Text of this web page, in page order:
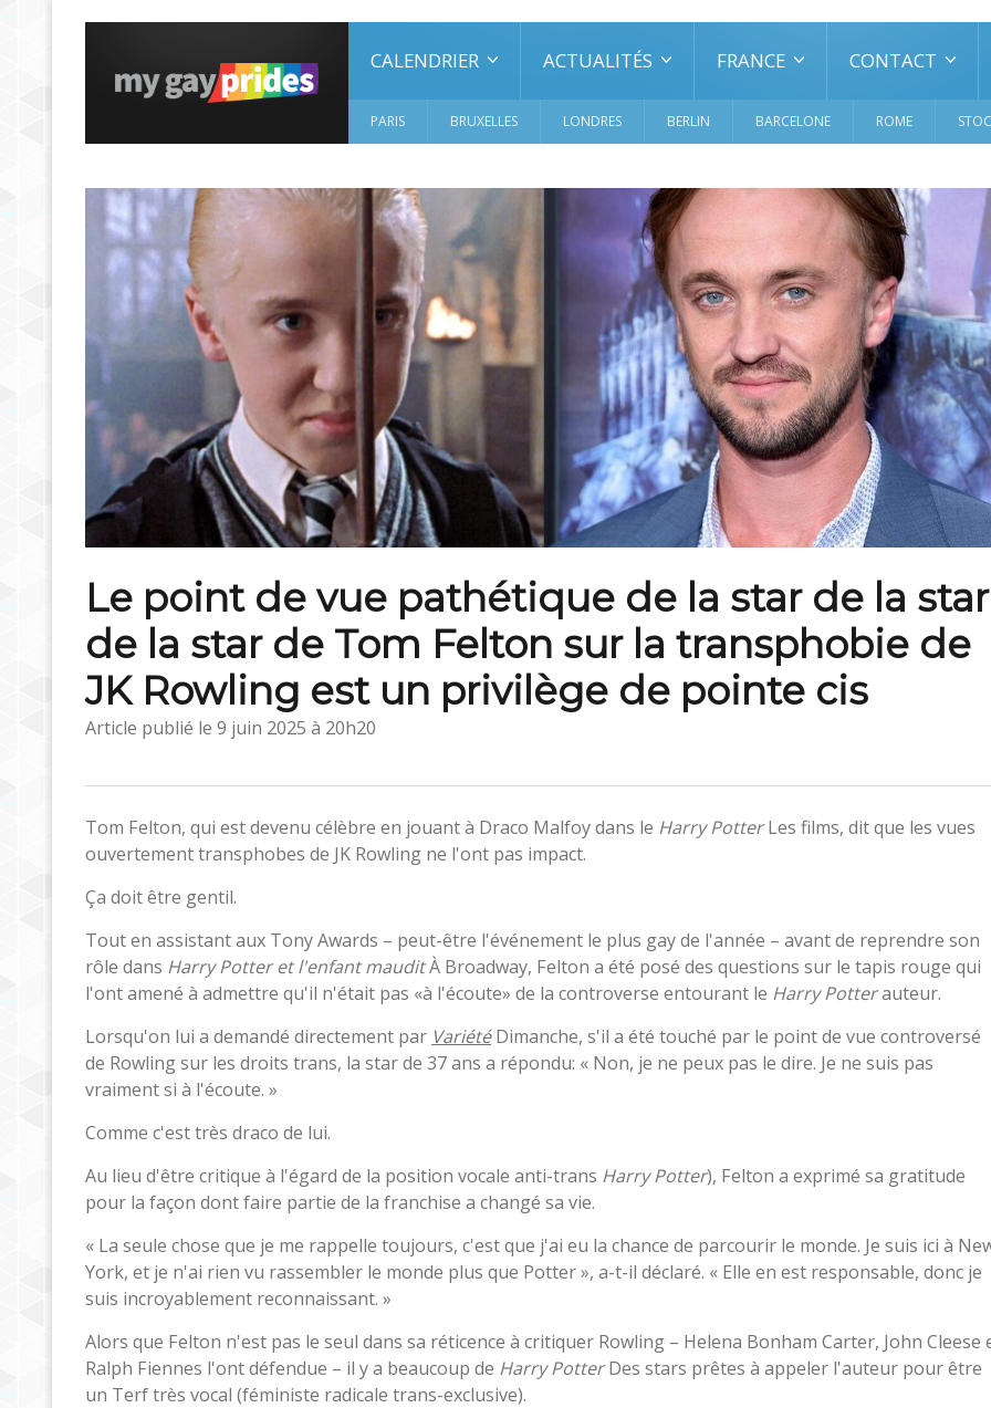
CALENDRIER ACTUALITÉS FRANCE CONTACT
PARIS BRUXELLES LONDRES BERLIN BARCELONE ROME
Le point de vue pathétique de la star de la star
de la star de Tom Felton sur la transphobie de
JK Rowling est un privilège de pointe cis
Article publié le 9 juin 2025 à 20h20
Tom Felton, qui est devenu célèbre en jouant à Draco Malfoy dans le Harry PotterLes films, dit que les vues
ouvertement transphobes de JK Rowling ne l'ont pas impact.
Ça doit être gentil.
Tout en assistant aux Tony Awards – peut-être l'événement le plus gay de l'année – avant de reprendre son
rôle dans Harry Potter et l'enfant mauditÀ Broadway, Felton a été posé des questions sur le tapis rouge qui
l'ont amené à admettre qu'il n'était pas «à l'écoute» de la controverse entourant le Harry Potterauteur.
Lorsqu'on lui a demandé directement par VariétéDimanche, s'il a été touché par le point de vue controversé
de Rowling sur les droits trans, la star de 37 ans a répondu: « Non, je ne peux pas le dire. Je ne suis pas
vraiment si à l'écoute. »
Comme c'est très draco de lui.
Au lieu d'être critique à l'égard de la position vocale anti-trans Harry Potter), Felton a exprimé sa gratitude
pour la façon dont faire partie de la franchise a changé sa vie.
« La seule chose que je me rappelle toujours, c'est que j'ai eu la chance de parcourir le monde. Je suis ici à
York, et je n'ai rien vu rassembler le monde plus que Potter », a-t-il déclaré. « Elle en est responsable, donc je
suis incroyablement reconnaissant. »
Alors que Felton n'est pas le seul dans sa réticence à critiquer Rowling – Helena Bonham Carter, John Cleese
Ralph Fiennes l'ont défendue – il y a beaucoup de Harry PotterDes stars prêtes à appeler l'auteur pour être
un Terf très vocal (féministe radicale trans-exclusive).